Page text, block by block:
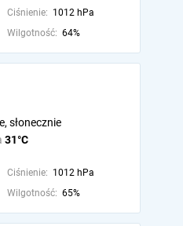
Ciśnienie: 1012 hPa
Wilgotność: 64%
31°C
słonecznie
Ciśnienie: 1012 hPa
Wilgotność: 65%